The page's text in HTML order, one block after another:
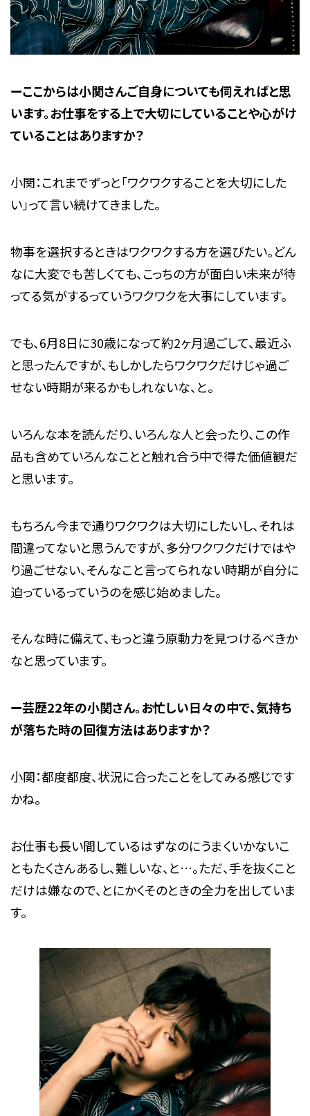
ーここからは小関さんご自身についても伺えればと思
います。お仕事をする上で大切にしていることや心がけ
ていることはありますか？
小関：これまでずっと「ワクワクすることを大切にした
い」って言い続けてきました。
物事を選択するときはワクワクする方を選びたい。どん
なに大変でも苦しくても、こっちの方が面白い未来が待
ってる気がするっていうワクワクを大事にしています。
でも、6月8日に30歳になって約2ヶ月過ごして、最近ふ
と思ったんですが、もしかしたらワクワクだけじゃ過ご
せない時期が来るかもしれないな、と。
いろんな本を読んだり、いろんな人と会ったり、この作
品も含めていろんなことと触れ合う中で得た価値観だ
と思います。
もちろん今まで通りワクワクは大切にしたいし、それは
間違ってないと思うんですが、多分ワクワクだけではや
り過ごせない、そんなこと言ってられない時期が自分に
迫っているっていうのを感じ始めました。
そんな時に備えて、もっと違う原動力を見つけるべきか
なと思っています。
ー芸歴22年の小関さん。お忙しい日々の中で、気持ち
が落ちた時の回復方法はありますか？
小関：都度都度、状況に合ったことをしてみる感じです
かね。
お仕事も長い間しているはずなのにうまくいかないこ
ともたくさんあるし、難しいな、と…。ただ、手を抜くこと
だけは嫌なので、とにかくそのときの全力を出していま
す。